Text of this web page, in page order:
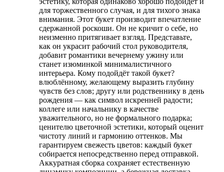
для торжественного случая, и для тихого знака
внимания. Этот букет производит впечатление
сдержанной роскоши. Он не кричит о себе, но
неизменно притягивает взгляд. Представьте,
как он украсит рабочий стол руководителя,
добавит романтики вечернему ужину или
станет изюминкой минималистичного
интерьера. Кому подойдёт такой букет?
влюблённому, желающему выразить глубину
чувств без слов; другу или родственнику в день
рождения — как символ искренней радости;
коллеге или начальнику в качестве
уважительного, но не формального подарка;
ценителю цветочной эстетики, который оценит
чистоту линий и гармонию оттенков. Мы
гарантируем свежесть цветов: каждый букет
собирается непосредственно перед отправкой.
Аккуратная сборка сохраняет естественную